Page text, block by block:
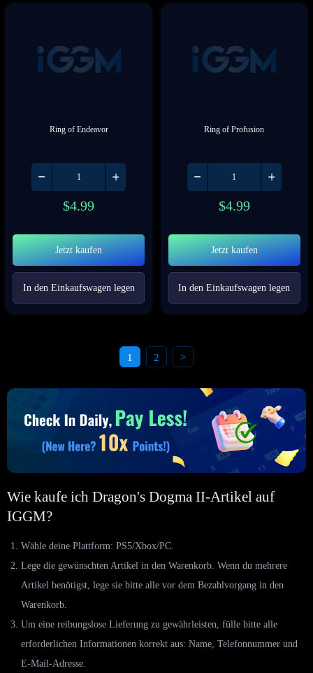
Ring of Endeavor
$4.99
Jetzt kaufen
In den Einkaufswagen legen
Ring of Profusion
$4.99
Jetzt kaufen
In den Einkaufswagen legen
1 2 >
Wie kaufe ich Dragon's Dogma II-Artikel auf
IGGM?
Wähle deine Plattform: PS5/Xbox/PC.
Lege die gewünschten Artikel in den Warenkorb. Wenn du mehrere
Artikel benötigst, lege sie bitte alle vor dem Bezahlvorgang in den
Warenkorb.
Um eine reibungslose Lieferung zu gewährleisten, fülle bitte alle
erforderlichen Informationen korrekt aus: Name, Telefonnummer und
E-Mail-Adresse.